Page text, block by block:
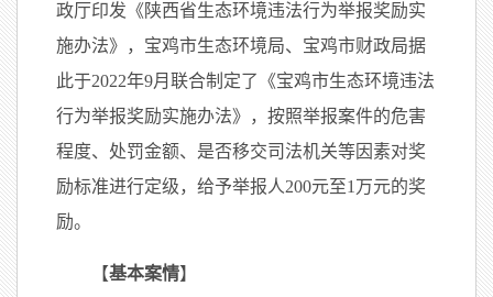
政厅印发《陕西省生态环境违法行为举报奖励实
施办法》，宝鸡市生态环境局、宝鸡市财政局据
此于2022年9月联合制定了《宝鸡市生态环境违法
行为举报奖励实施办法》，按照举报案件的危害
程度、处罚金额、是否移交司法机关等因素对奖
励标准进行定级，给予举报人200元至1万元的奖
励。
【基本案情】